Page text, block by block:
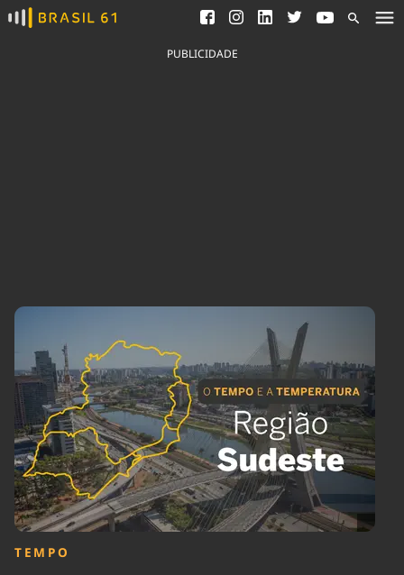
Ver todas as notícias
Saneamento
Indicadores
Brasil
Brasil Mineral
Ciência &
Tecnologia
Cinema
Cultura
Economia
Educação
Infraestrutura
Internacional
Meio Ambiente
Podcast
Política
Saúde
Tempo
PUBLICIDADE
TEMPO